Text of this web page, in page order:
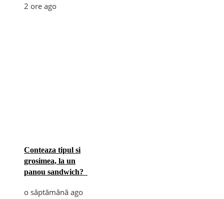
2 ore ago
Conteaza tipul si
grosimea, la un
panou sandwich?
o săptămână ago